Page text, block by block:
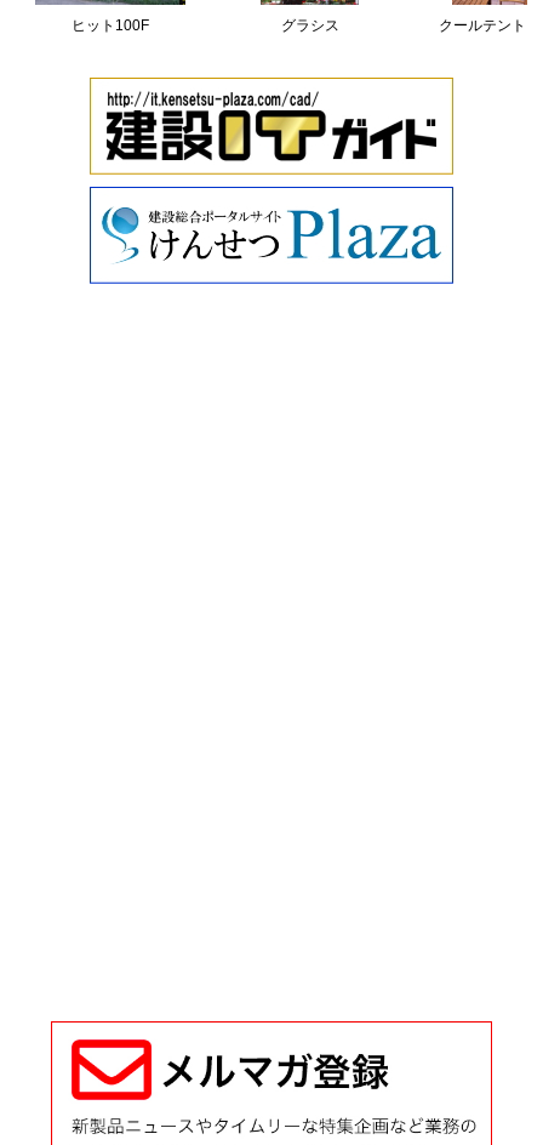
ヒット100F グラシス クールテント